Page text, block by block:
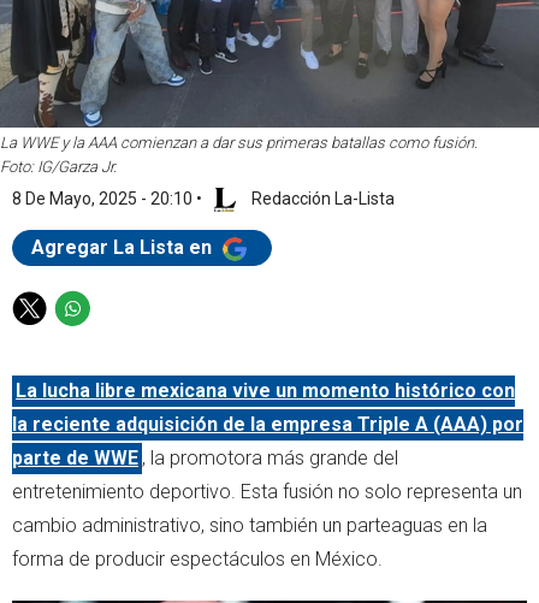
La WWE y la AAA comienzan a dar sus primeras batallas como fusión.
Foto: IG/Garza Jr.
8 De Mayo, 2025 - 20:10 • Redacción La-Lista
Agregar La Lista en
T
i
t
t
e
r
W
a
t
s
a
p
p
La lucha libre mexicana vive un momento histórico con
la reciente adquisición de la empresa Triple A (AAA) por
parte de WWE , la promotora más grande del
entretenimiento deportivo. Esta fusión no solo representa un
cambio administrativo, sino también un parteaguas en la
forma de producir espectáculos en México.